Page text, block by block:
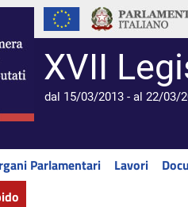
XVII
dal 15/03/2013 - al 22/03/
Parlamentari Lavori